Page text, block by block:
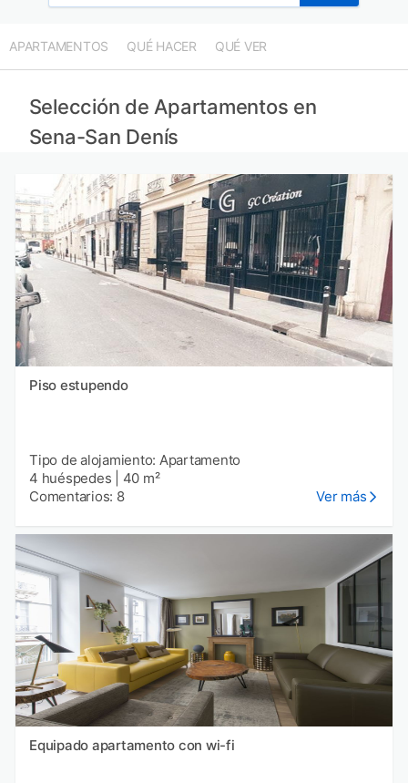
Apartamentos en Sena y Marne provincia
Apartamentos en Essonne provincia
Apartamentos en Oise provincia
APARTAMENTOS QUÉ HACER QUÉ VER
Selección de Apartamentos en
Sena-San Denís
Piso estupendo
Tipo de alojamiento: Apartamento
4 huéspedes
40 m²
Comentarios: 8
Ver más
Equipado apartamento con wi-fi